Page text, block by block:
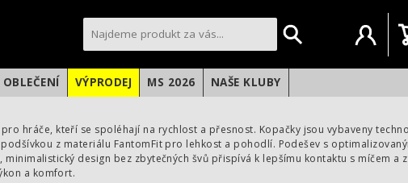
OBLEČENÍ VÝPRODEJ MS 2026 NAŠE KLUBY
pro hráče, kteří se spoléhají na rychlost a přesnost. Kopačky jsou vybaveny
z materiálu FantomFit pro lehkost a pohodlí. Podešev s
design bez zbytečných švů přispívá k lepšímu kontaktu s míčem a
a komfort.